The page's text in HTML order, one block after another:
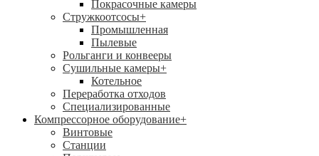
Покрасочные камеры
Стружкоотсосы+
Промышленная
Пылевые
Рольганги и конвееры
Сушильные камеры+
Котельное
Переработка отходов
Специализированные
Компрессорное оборудование+
Винтовые
Станции